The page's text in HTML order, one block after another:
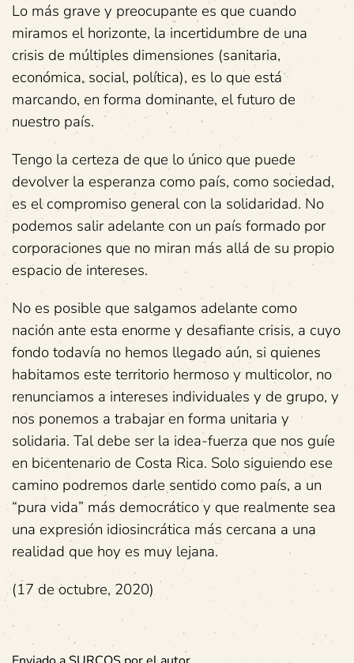
Lo más grave y preocupante es que cuando
miramos el horizonte, la incertidumbre de una
crisis de múltiples dimensiones (sanitaria,
económica, social, política), es lo que está
marcando, en forma dominante, el futuro de
nuestro país.
Tengo la certeza de que lo único que puede
devolver la esperanza como país, como sociedad,
es el compromiso general con la solidaridad. No
podemos salir adelante con un país formado por
corporaciones que no miran más allá de su propio
espacio de intereses.
No es posible que salgamos adelante como
nación ante esta enorme y desafiante crisis, a cuyo
fondo todavía no hemos llegado aún, si quienes
habitamos este territorio hermoso y multicolor, no
renunciamos a intereses individuales y de grupo, y
nos ponemos a trabajar en forma unitaria y
solidaria. Tal debe ser la idea-fuerza que nos guíe
en bicentenario de Costa Rica. Solo siguiendo ese
camino podremos darle sentido como país, a un
“pura vida” más democrático y que realmente sea
una expresión idiosincrática más cercana a una
realidad que hoy es muy lejana.
(17 de octubre, 2020)